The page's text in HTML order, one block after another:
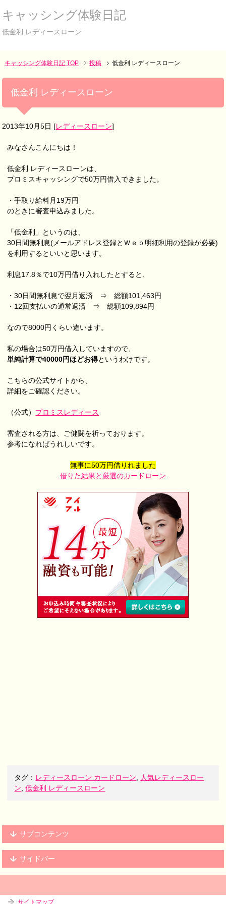
キャッシング体験日記
低金利 レディースローン
キャッシング体験日記 TOP 投稿 低金利 レディースローン
低金利 レディースローン
2013年10月5日 [レディースローン]
みなさんこんにちは！
低金利 レディースローンは、
プロミスキャッシングで50万円借入できました。
・手取り給料月19万円
のときに審査申込みました。
「低金利」というのは、
30日間無利息(メールアドレス登録とＷｅｂ明細利用の登録が必要)
を利用するといいと思います。
利息17.8％で10万円借り入れしたとすると、
・30日間無利息で翌月返済 ⇒ 総額101,463円
・12回支払いの通常返済 ⇒ 総額109,894円
なので8000円くらい違います。
私の場合は50万円借入していますので、
単純計算で40000円ほどお得というわけです。
こちらの公式サイトから、
詳細をご確認ください。
（公式） プロミスレディース
審査される方は、ご健闘を祈っております。
参考になればうれしいです。
無事に50万円借りれました
借りた結果と厳選のカードローン
タグ： レディースローン カードローン, 人気レディースロー
ン,低金利 レディースローン
サブコンテンツ
サイドバー
サイトマップ